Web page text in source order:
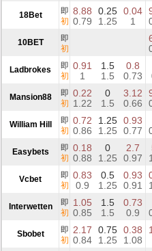
18Bet
即
初
8.88 0.25 0.04
0.79
1.25 1
10BET
即
初
Ladbrokes
即
初
0.91 1.5
0.8
1
1.5 0.73
Mansion88
即
初
0.22 0
3.12
1.22
1.5 0.66
William Hill
即
初
0.72 1.25 0.93
0.86
1.25 0.77
Easybets
即
初
0.18 0
2.7
0.88
1.25 0.97
Vcbet
即
初
0.83 0.5
0.93
0.9
1.25 0.91
Interwetten
即
初
1.05 1.5
0.73
0.85
1.5 0.9
Sbobet
即
初
2.17 0.75 0.38
0.84
1.25 1.08